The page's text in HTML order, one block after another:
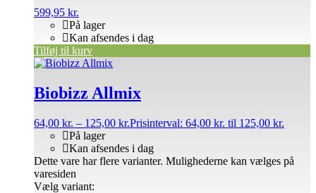
599,95 kr.
På lager
Kan afsendes i dag
Tilføj til kurv
Biobizz Allmix
64,00 kr. – 125,00 kr.Prisinterval: 64,00 kr. til 125,00 kr.
På lager
Kan afsendes i dag
Vælg variant:
Dette vare har flere varianter. Mulighederne kan vælges på
varesiden